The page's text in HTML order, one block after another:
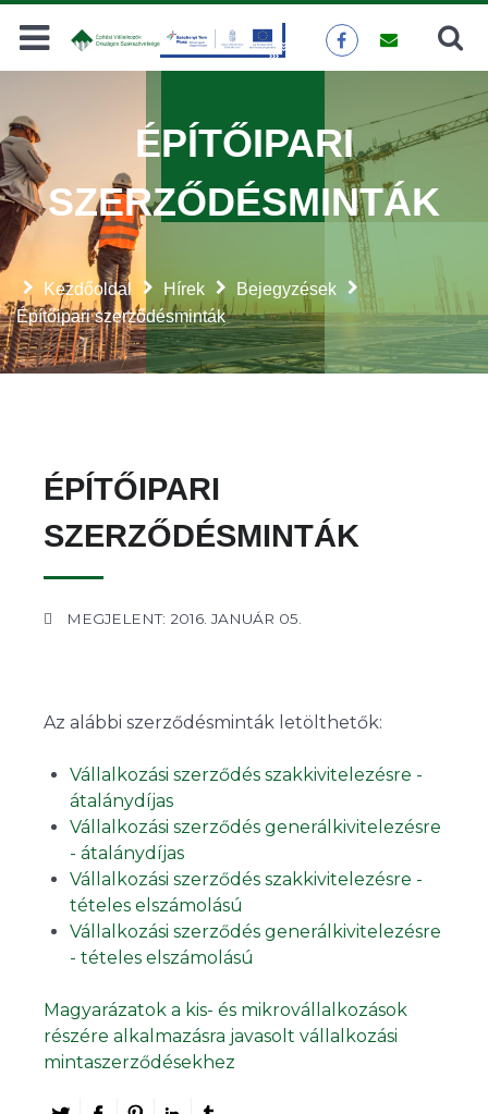
Keresés
Kezdőoldal Hírek
Bejegyzések
Építőipari szerződésminták
ÉPÍTŐIPARI
SZERZŐDÉSMINTÁK
ÉPÍTŐIPARI
SZERZŐDÉSMINTÁK
MEGJELENT: 2016. JANUÁR 05.
Az alábbi szerződésminták letölthetők:
Vállalkozási szerződés szakkivitelezésre -
átalánydíjas
Vállalkozási szerződés generálkivitelezésre
- átalánydíjas
Vállalkozási szerződés szakkivitelezésre -
tételes elszámolású
Vállalkozási szerződés generálkivitelezésre
- tételes elszámolású
Magyarázatok a kis- és mikrovállalkozások
részére alkalmazásra javasolt vállalkozási
mintaszerződésekhez